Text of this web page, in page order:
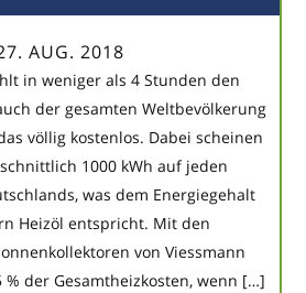
AUG. 2018
in weniger als 4 Stunden den
der gesamten Weltbevölkerung
völlig kostenlos. Dabei scheinen
1000 kWh auf jeden
was dem Energiegehalt
Heizöl entspricht. Mit den
von Viessmann
% der Gesamtheizkosten, wenn […]